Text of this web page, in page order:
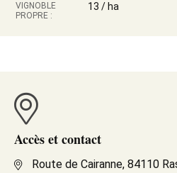
VIGNOBLE
PROPRE :
13 / ha
Accès et contact
Route de Cairanne, 84110